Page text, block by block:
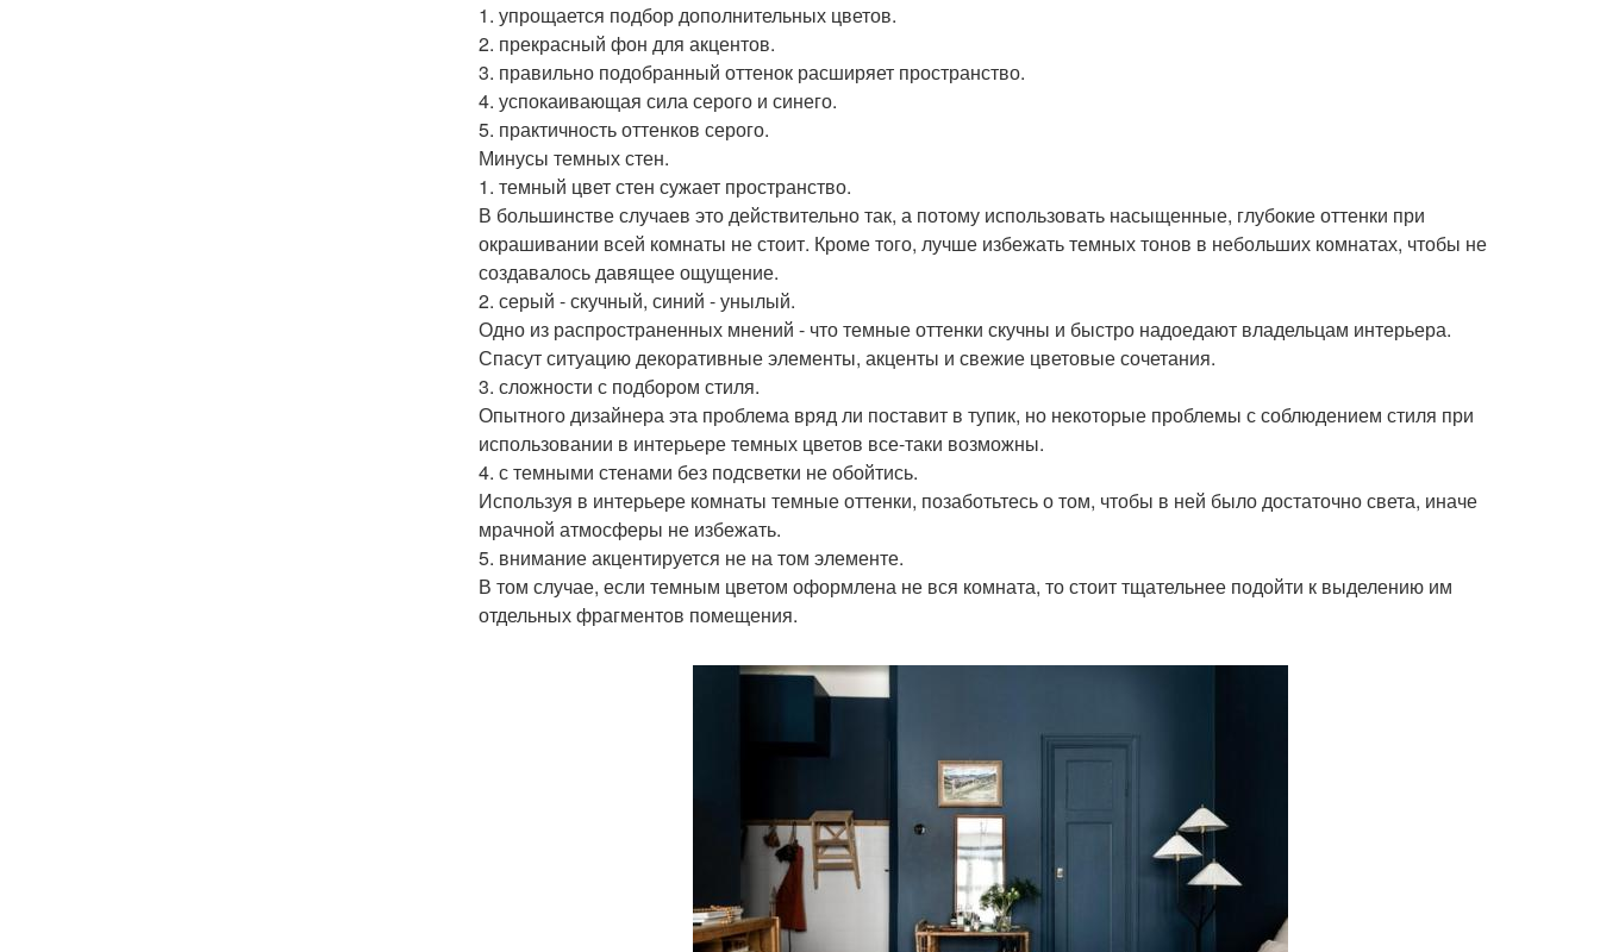
1. упрощается подбор дополнительных цветов.
2. прекрасный фон для акцентов.
3. правильно подобранный оттенок расширяет пространство.
4. успокаивающая сила серого и синего.
5. практичность оттенков серого.
Минусы темных стен.
1. темный цвет стен сужает пространство.
В большинстве случаев это действительно так, а потому использовать насыщенные, глубокие оттенки при
окрашивании всей комнаты не стоит. Кроме того, лучше избежать темных тонов в небольших комнатах, чтобы не
создавалось давящее ощущение.
2. серый - скучный, синий - унылый.
Одно из распространенных мнений - что темные оттенки скучны и быстро надоедают владельцам интерьера.
Спасут ситуацию декоративные элементы, акценты и свежие цветовые сочетания.
3. сложности с подбором стиля.
Опытного дизайнера эта проблема вряд ли поставит в тупик, но некоторые проблемы с соблюдением стиля при
использовании в интерьере темных цветов все-таки возможны.
4. с темными стенами без подсветки не обойтись.
Используя в интерьере комнаты темные оттенки, позаботьтесь о том, чтобы в ней было достаточно света, иначе
мрачной атмосферы не избежать.
5. внимание акцентируется не на том элементе.
В том случае, если темным цветом оформлена не вся комната, то стоит тщательнее подойти к выделению им
отдельных фрагментов помещения.